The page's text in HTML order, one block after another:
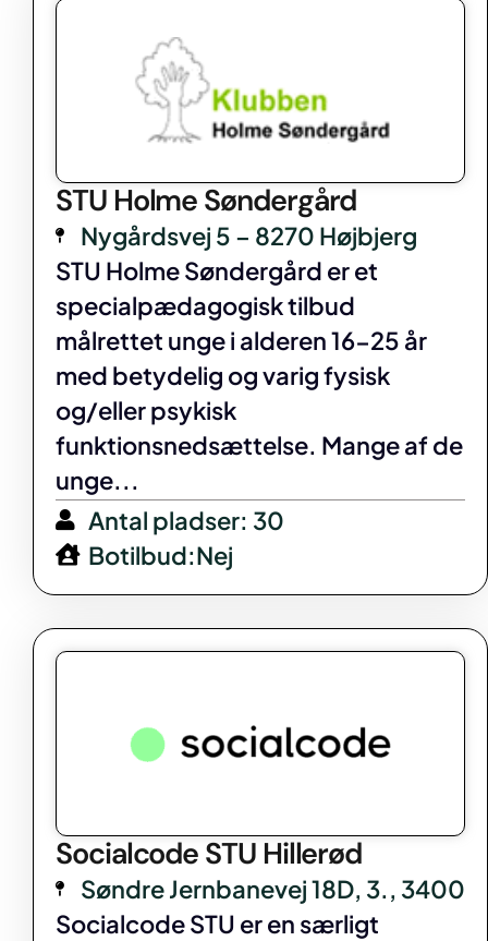
STU Holme Søndergård
Nygårdsvej 5 – 8270 Højbjerg
STU Holme Søndergård er et
specialpædagogisk tilbud
målrettet unge i alderen 16-25 år
med betydelig og varig fysisk
og/eller psykisk
funktionsnedsættelse. Mange af de
unge...
Antal pladser: 30
Botilbud:Nej
Socialcode STU Hillerød
Søndre Jernbanevej 18D, 3., 3400
Socialcode STU er en særligt